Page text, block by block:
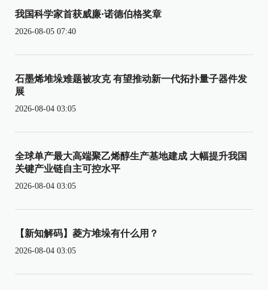
我国科学家首获威廉·诺德伯格奖章
2026-08-05 07:40
石墨烯堆垛难题被攻克 有望推动新一代拓扑量子器件发
展
2026-08-04 03:05
全球单产最大高端聚乙烯醇生产基地建成 大幅提升我国
关键产业链自主可控水平
2026-08-04 03:05
【新知解码】菱方堆垛有什么用？
2026-08-04 03:05